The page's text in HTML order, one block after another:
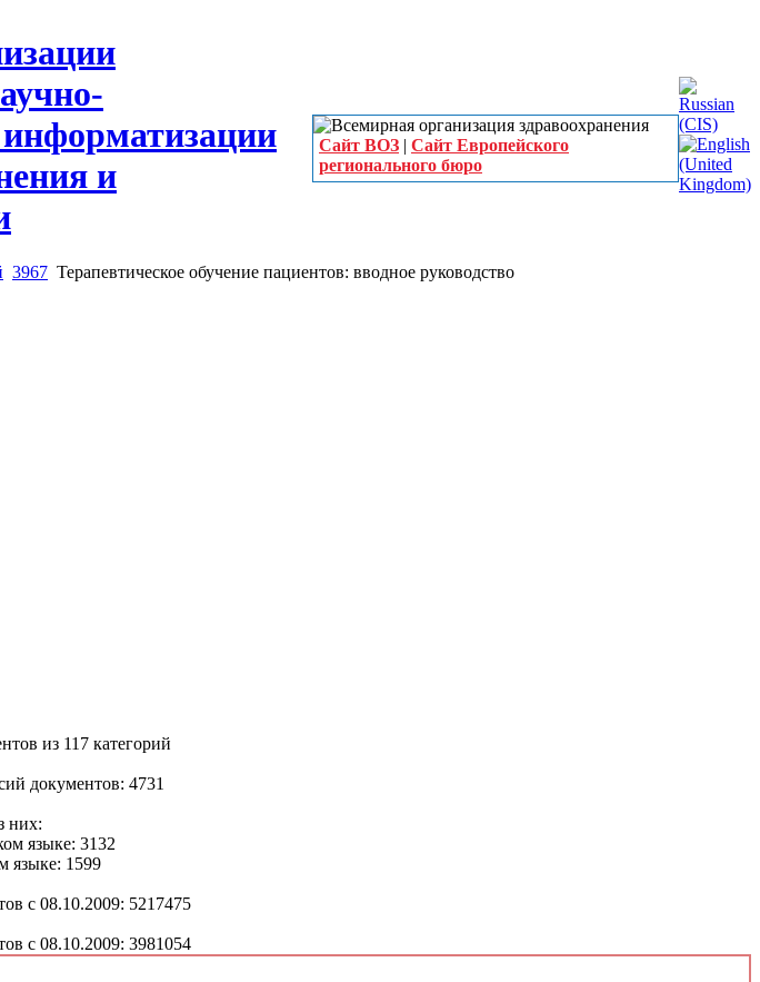
Сайт ВОЗ | Сайт Европейского
регионального бюро
3967 Терапевтическое обучение пациентов: вводное руководство
из 117 категорий
документов: 4731
них:
языке: 3132
языке: 1599
с 08.10.2009: 5217475
с 08.10.2009: 3981054